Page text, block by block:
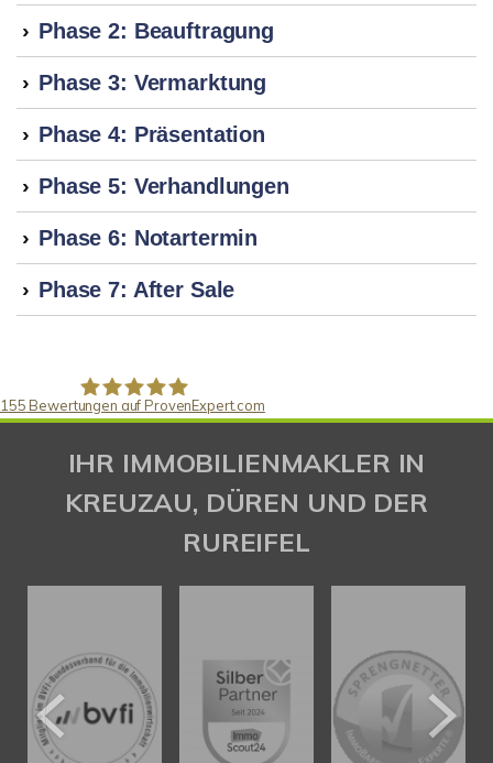
Phase 2: Beauftragung
Phase 3: Vermarktung
Phase 4: Präsentation
Phase 5: Verhandlungen
Phase 6: Notartermin
Phase 7: After Sale
Gaspar Immobilienberatung
155 Bewertungen auf ProvenExpert.com
IHR IMMOBILIENMAKLER IN
KREUZAU, DÜREN UND DER
RUREIFEL